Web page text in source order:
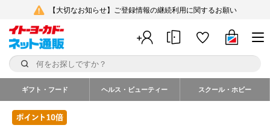
【大切なお知らせ】ご登録情報の継続利用に関するお願い
ギフト・フード ヘルス・ビューティー スクール・ホビー